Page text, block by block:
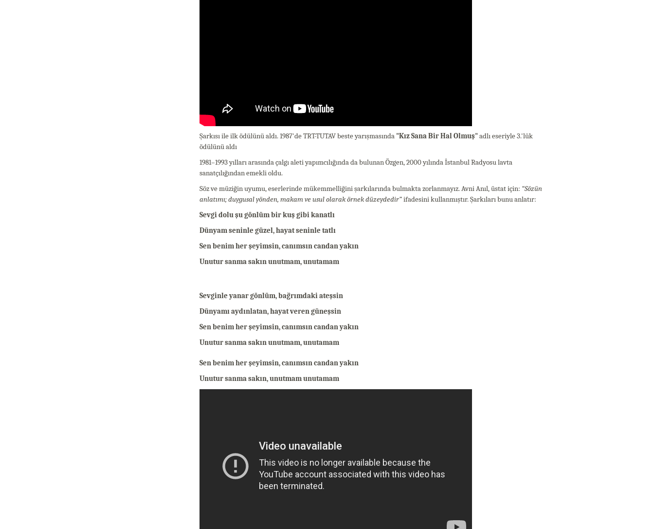
Şarkısı ile ilk ödülünü aldı. 1987'de TRT-TUTAV beste yarışmasında "Kız Sana Bir Hal Olmuş"adlı eseriyle 3.'lük
ödülünü aldı
1981–1993 yılları arasında çalgı aleti yapımcılığında da bulunan Özgen, 2000 yılında İstanbul Radyosu lavta
sanatçılığından emekli oldu.
Söz ve müziğin uyumu, eserlerinde mükemmelliğini şarkılarında bulmakta zorlanmayız. Avni Anıl, üstat için: “Sözün
anlatımı; duygusal yönden, makam ve usul olarak örnek düzeydedir”ifadesini kullanmıştır. Şarkıları bunu anlatır:
Sevgi dolu şu gönlüm bir kuş gibi kanatlı
Dünyam seninle güzel, hayat seninle tatlı
Sen benim her şeyimsin, canımsın candan yakın
Unutur sanma sakın unutmam, unutamam
Sevginle yanar gönlüm, bağrımdaki ateşsin
Dünyamı aydınlatan, hayat veren güneşsin
Sen benim her şeyimsin, canımsın candan yakın
Unutur sanma sakın unutmam, unutamam
Sen benim her şeyimsin, canımsın candan yakın
Unutur sanma sakın, unutmam unutamam